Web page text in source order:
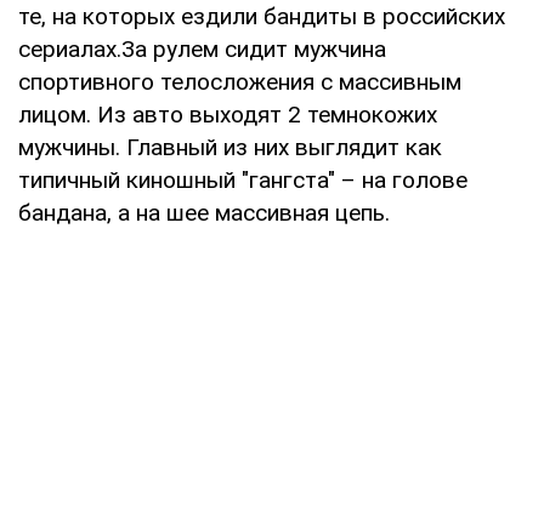
те, на которых ездили бандиты в российских
сериалах.За рулем сидит мужчина
спортивного телосложения с массивным
лицом. Из авто выходят 2 темнокожих
мужчины. Главный из них выглядит как
типичный киношный "гангста" – на голове
бандана, а на шее массивная цепь.